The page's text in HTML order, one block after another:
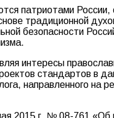
патриотами
традиционной
безопасности
интересы
стандартов в
направленного на
2015 г. № 08-761